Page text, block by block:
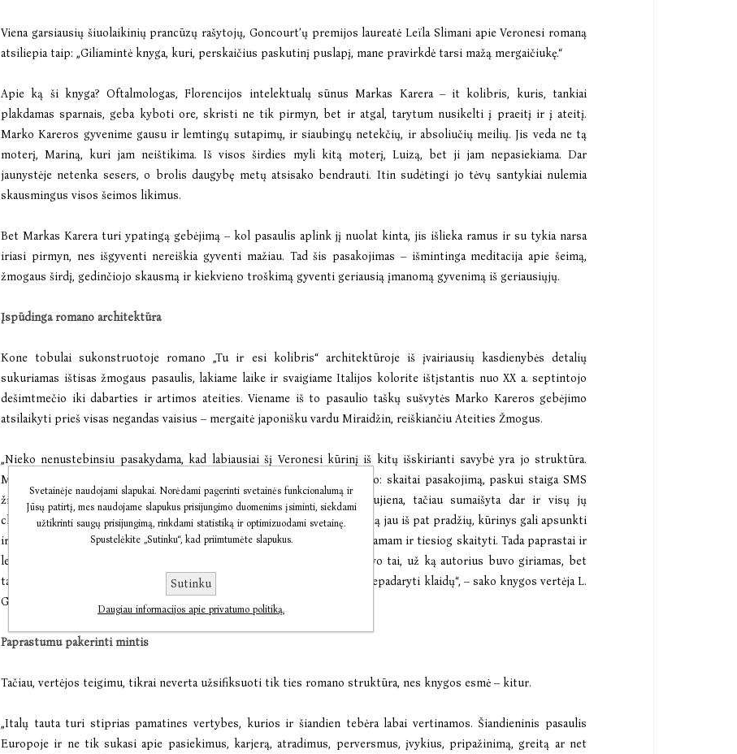
Viena garsiausių šiuolaikinių prancūzų rašytojų, Goncourtʼų premijos laureatė Leïla Slimani apie Veronesi romaną
atsiliepia taip: „Giliamintė knyga, kuri, perskaičius paskutinį puslapį, mane pravirkdė tarsi mažą mergaičiukę.“
Apie ką ši knyga? Oftalmologas, Florencijos intelektualų sūnus Markas Karera – it kolibris, kuris, tankiai
plakdamas sparnais, geba kyboti ore, skristi ne tik pirmyn, bet ir atgal, tarytum nusikelti į praeitį ir į ateitį.
Marko Kareros gyvenime gausu ir lemtingų sutapimų, ir siaubingų netekčių, ir absoliučių meilių. Jis veda ne tą
moterį, Mariną, kuri jam neištikima. Iš visos širdies myli kitą moterį, Luizą, bet ji jam nepasiekiama. Dar
jaunystėje netenka sesers, o brolis daugybę metų atsisako bendrauti. Itin sudėtingi jo tėvų santykiai nulemia
skausmingus visos šeimos likimus.
Bet Markas Karera turi ypatingą gebėjimą – kol pasaulis aplink jį nuolat kinta, jis išlieka ramus ir su tykia narsa
iriasi pirmyn, nes išgyventi nereiškia gyventi mažiau. Tad šis pasakojimas – išmintinga meditacija apie šeimą,
žmogaus širdį, gedinčiojo skausmą ir kiekvieno troškimą gyventi geriausią įmanomą gyvenimą iš geriausiųjų.
Įspūdinga romano architektūra
Kone tobulai sukonstruotoje romano „Tu ir esi kolibris“ architektūroje iš įvairiausių kasdienybės detalių
sukuriamas ištisas žmogaus pasaulis, lakiame laike ir svaigiame Italijos kolorite ištįstantis nuo XX a. septintojo
dešimtmečio iki dabarties ir artimos ateities. Viename iš to pasaulio taškų sušvytės Marko Kareros gebėjimo
atsilaikyti prieš visas negandas vaisius – mergaitė japonišku vardu Miraidžin, reiškiančiu Ateities Žmogus.
„Nieko nenustebinsiu pasakydama, kad labiausiai šį Veronesi kūrinį iš kitų išskirianti savybė yra jo struktūra.
Manau, autorius sąmoningai pasirinko skaitytoją nustebinti būtent tuo: skaitai pasakojimą, paskui staiga SMS
žinutę, tada laišką, vėl pasakojimą, elektroninį laišką... Tai jokia naujiena, tačiau sumaišyta dar ir visų jų
chronologinė tvarka. Jeigu labai stengsiesi suprasti eiliškumą, įvykių seką jau iš pat pradžių, kūrinys gali apsunkti
ir tapti painus. Paslaptis – negalvoti, nesistengti narplioti, pasiduoti nešamam ir tiesiog skaityti. Tada paprastai ir
lengvai išryškėja visas knygos paveikslas. Būtent kūrinio struktūra buvo tai, už ką autorius buvo giriamas, bet
taip pat ir tai, už ką kai kas jį peikė. Tikrai nelengva tokiame raizginyje nepadaryti klaidų“, – sako knygos vertėja L.
Gaučytė.
Paprastumu pakerinti mintis
Tačiau, vertėjos teigimu, tikrai neverta užsifiksuoti tik ties romano struktūra, nes knygos esmė – kitur.
„Italų tauta turi stiprias pamatines vertybes, kurios ir šiandien tebėra labai vertinamos. Šiandieninis pasaulis
Europoje ir ne tik sukasi apie pasiekimus, karjerą, atradimus, perversmus, įvykius, pripažinimą, greitą ar net
Svetainėje naudojami slapukai. Norėdami pagerinti svetainės funkcionalumą ir
Jūsų patirtį, mes naudojame slapukus prisijungimo duomenims įsiminti, siekdami
užtikrinti saugų prisijungimą, rinkdami statistiką ir optimizuodami svetainę.
Spustelėkite „Sutinku“, kad priimtumėte slapukus.
Sutinku
Daugiau informacijos apie privatumo politiką.